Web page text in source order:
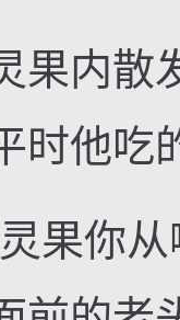
内散
时他吃
你从